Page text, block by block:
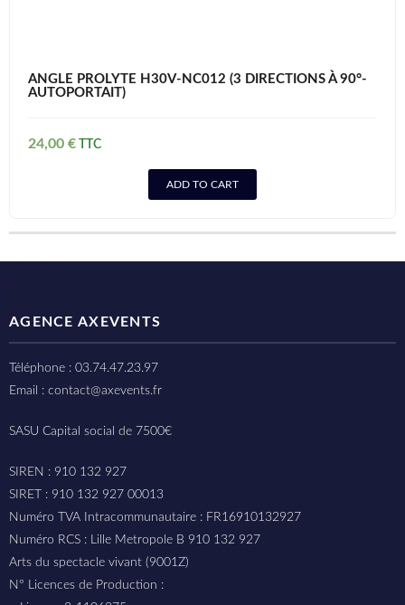
ANGLE PROLYTE H30V-NC012 (3 DIRECTIONS À 90°-
AUTOPORTAIT)
24,00 €
ADD TO CART
AGENCE AXEVENTS
Téléphone : 03.74.47.23.97
Email : contact@axevents.fr
SASU Capital social de 7500€
SIREN : 910 132 927
SIRET : 910 132 927 00013
Numéro TVA Intracommunautaire : FR16910132927
Numéro RCS : Lille Metropole B 910 132 927
Arts du spectacle vivant (9001Z)
N° Licences de Production :